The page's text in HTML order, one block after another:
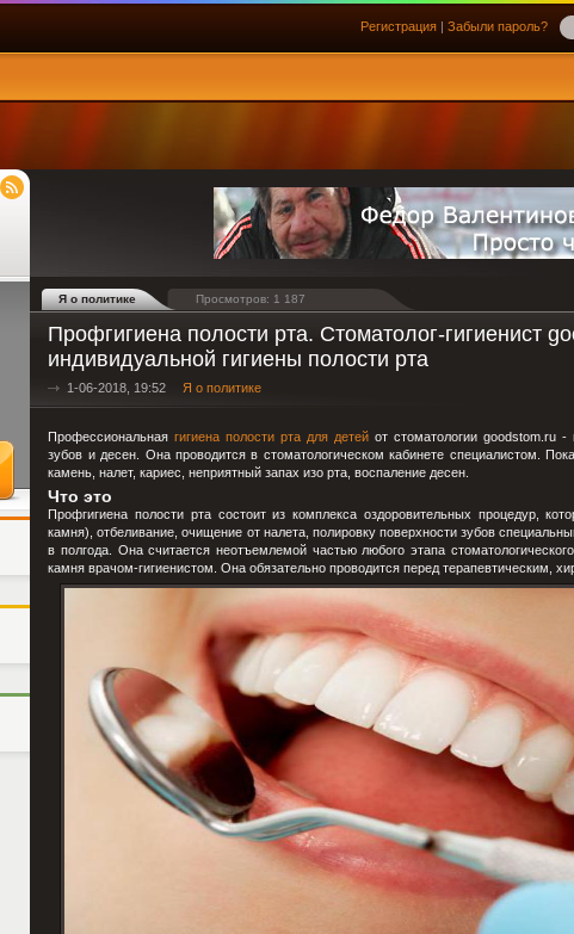
Регистрация| Забыли пароль?
Я о политике Просмотров: 1 187
Профгигиена полости рта. Стоматолог-гигиенист
индивидуальной гигиены полости рта
1-06-2018, 19:52 Я о политике
Профессиональнаягигиена полости рта для детейот стоматологии goodstom.ru -
зубов и десен. Она проводится в стоматологическом кабинете специалистом.
камень, налет, кариес, неприятный запах изо рта, воспаление десен.
Что это
Профгигиена полости рта состоит из комплекса оздоровительных процедур,
камня), отбеливание, очищение от налета, полировку поверхности зубов
в полгода. Она считается неотъемлемой частью любого этапа
камня врачом-гигиенистом. Она обязательно проводится перед терапевтическим,